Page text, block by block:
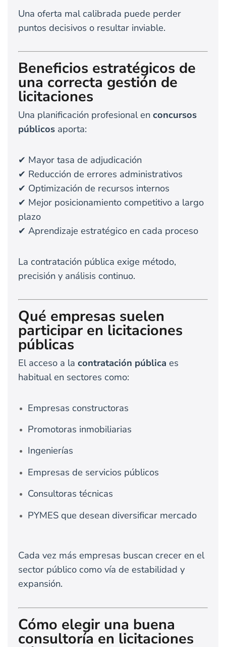
Una oferta mal calibrada puede perder
puntos decisivos o resultar inviable.
Beneficios estratégicos de
una correcta gestión de
licitaciones
Una planificación profesional en concursos
públicosaporta:
✔ Mayor tasa de adjudicación
✔ Reducción de errores administrativos
✔ Optimización de recursos internos
✔ Mejor posicionamiento competitivo a largo
plazo
✔ Aprendizaje estratégico en cada proceso
La contratación pública exige método,
precisión y análisis continuo.
Qué empresas suelen
participar en licitaciones
públicas
El acceso a la contratación pública es
habitual en sectores como:
Empresas constructoras
Promotoras inmobiliarias
Ingenierías
Empresas de servicios públicos
Consultoras técnicas
PYMES que desean diversificar mercado
Cada vez más empresas buscan crecer en el
sector público como vía de estabilidad y
expansión.
Cómo elegir una buena
consultoría en licitaciones